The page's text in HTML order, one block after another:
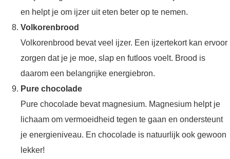
en helpt je om ijzer uit eten beter op te nemen.
Volkorenbrood
Volkorenbrood bevat veel ijzer. Een ijzertekort kan ervoor
zorgen dat je je moe, slap en futloos voelt. Brood is
daarom een belangrijke energiebron.
Pure chocolade
Pure chocolade bevat magnesium. Magnesium helpt je
lichaam om vermoeidheid tegen te gaan en ondersteunt
je energieniveau. En chocolade is natuurlijk ook gewoon
lekker!